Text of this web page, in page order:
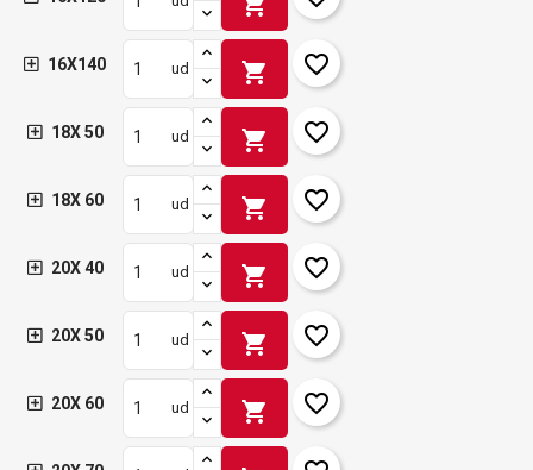
16X140 ud shopping_cart favorite_border
18X 50 ud shopping_cart favorite_border
18X 60 ud shopping_cart favorite_border
20X 40 ud shopping_cart favorite_border
20X 50 ud shopping_cart favorite_border
20X 60 ud shopping_cart favorite_border